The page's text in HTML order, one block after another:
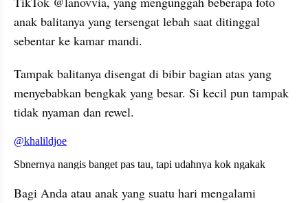
anak balitanya yang tersengat lebah saat ditinggal
sebentar ke kamar mandi.
Tampak balitanya disengat di bibir bagian atas yang
menyebabkan bengkak yang besar. Si kecil pun tampak
tidak nyaman dan rewel.
embed from external kumparan
Bagi Anda atau anak yang suatu hari mengalami